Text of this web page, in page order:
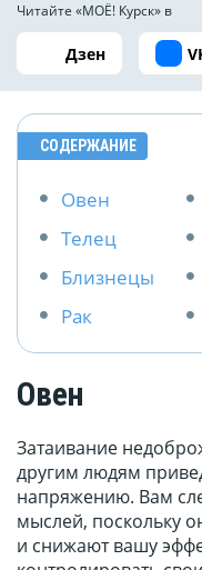
Читайте «МОЁ! Курск» в
Дзен
СОДЕРЖАНИЕ
Овен
Телец
Близнецы
Рак
Овен
Затаивание
другим людям
напряжению. Вам
мыслей, поскольку
и снижают вашу